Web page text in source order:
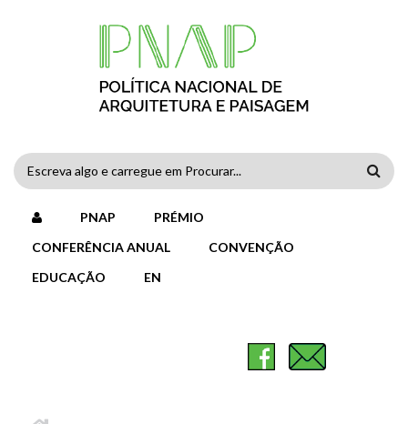
FORMULÁRIO
DE
PESQUISA
PNAP
PRÉMIO
CONFERÊNCIA ANUAL
CONVENÇÃO
EDUCAÇÃO
EN